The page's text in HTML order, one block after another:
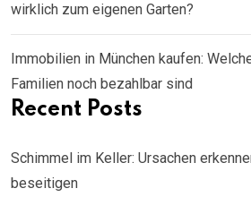
wirklich zum eigenen Garten?
Immobilien in München kaufen:
Familien noch bezahlbar sind
Recent Posts
Schimmel im Keller: Ursachen
beseitigen